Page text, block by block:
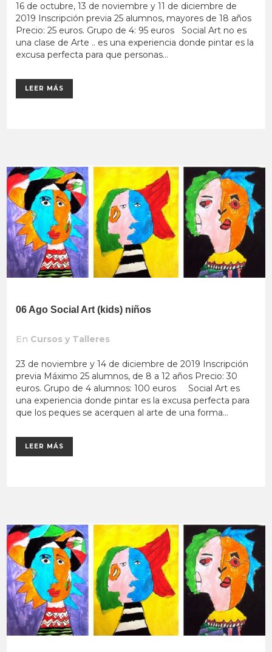
16 de octubre, 13 de noviembre y 11 de diciembre de
2019 Inscripción previa 25 alumnos, mayores de 18 años
Precio: 25 euros. Grupo de 4: 95 euros Social Art no es
una clase de Arte .. es una experiencia donde pintar es la
excusa perfecta para que personas...
LEER MÁS
06 Ago Social Art (kids) niños
En Cursos y Talleres
23 de noviembre y 14 de diciembre de 2019 Inscripción
previa Máximo 25 alumnos, de 8 a 12 años Precio: 30
euros. Grupo de 4 alumnos: 100 euros Social Art es
una experiencia donde pintar es la excusa perfecta para
que los peques se acerquen al arte de una forma...
LEER MÁS